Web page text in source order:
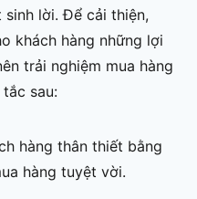
lời. Để cải thiện,
khách hàng những lợi
trải nghiệm mua hàng
sau:
hàng thân thiết bằng
hàng tuyệt vời.